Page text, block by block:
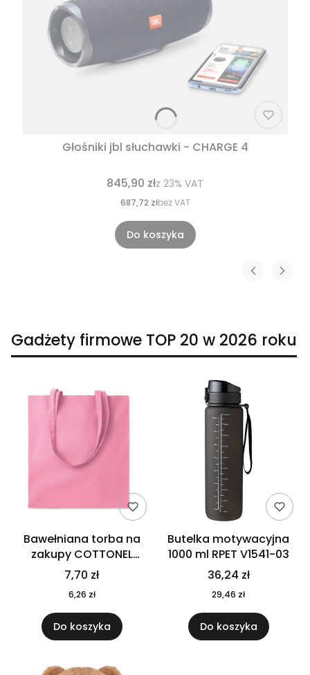
Głośniki jbl słuchawki - CHARGE 4
845,90 złz 23% VAT
687,72 złbez VAT
Do koszyka
Gadżety firmowe TOP 20 w 2026 roku
Bawełniana torba na
zakupy COTTONEL
COLOUR++ MO9846-11
7,70 zł
6,26 zł
Do koszyka
Butelka motywacyjna
1000 ml RPET V1541-03
36,24 zł
29,46 zł
Do koszyka